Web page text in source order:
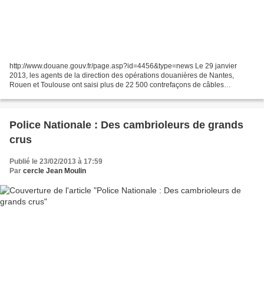
http://www.douane.gouv.fr/page.asp?id=4456&type=news Le 29 janvier
2013, les agents de la direction des opérations douanières de Nantes,
Rouen et Toulouse ont saisi plus de 22 500 contrefaçons de câbles
Police Nationale : Des cambrioleurs de grands
crus
Publié le 23/02/2013 à 17:59
Par cercle Jean Moulin